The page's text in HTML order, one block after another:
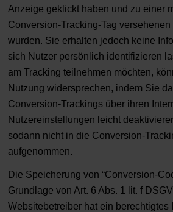
Anzeige geklickt haben und zu einer
Conversion-Tracking-Tag
wurden. Sie erhalten jedoch keine
sich Nutzer persönlich identifizieren
am Tracking teilnehmen möchten,
Nutzung widersprechen, indem Sie
Conversion-Trackings über ihren
Nutzereinstellungen leicht
sodann nicht in die Conversion-
aufgenommen.
Die Speicherung von “Conversion-
Grundlage von Art. 6 Abs. 1 lit. f
Websitebetreiber hat ein berechtigtes